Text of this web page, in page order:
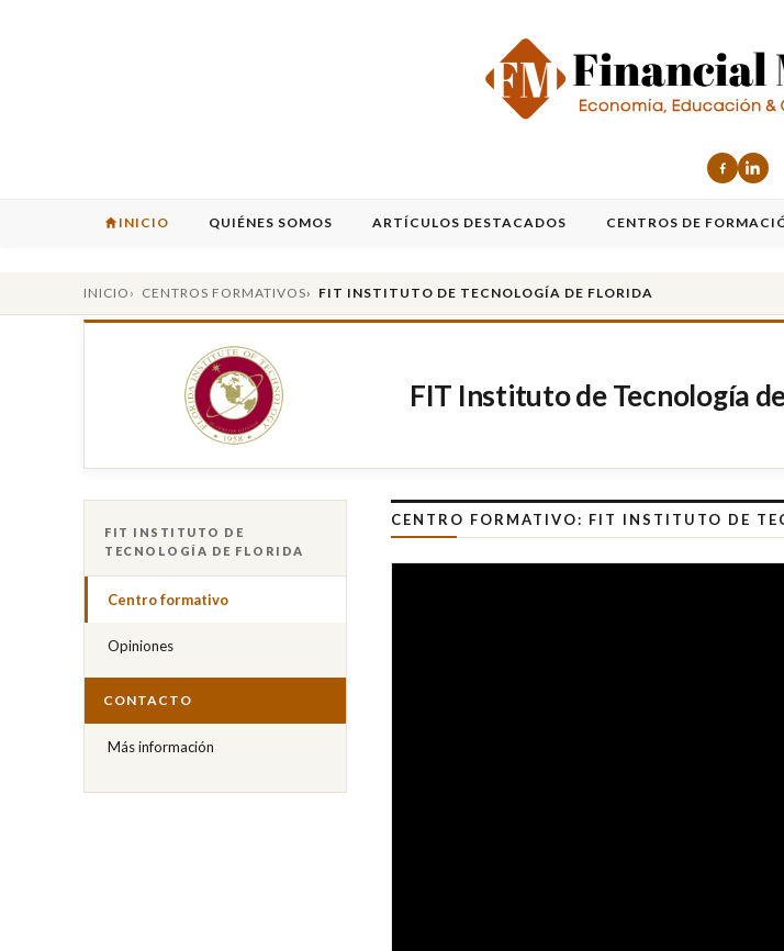
INICIO QUIÉNES SOMOS ARTÍCULOS DESTACADOS CENTROS DE
INICIO CENTROS FORMATIVOS FIT INSTITUTO DE TECNOLOGÍA DE FLORIDA
FIT Instituto de Tecnología
FIT INSTITUTO DE
TECNOLOGÍA DE FLORIDA
Centro formativo
Opiniones
CONTACTO
Más información
CENTRO FORMATIVO: FIT INSTITUTO DE